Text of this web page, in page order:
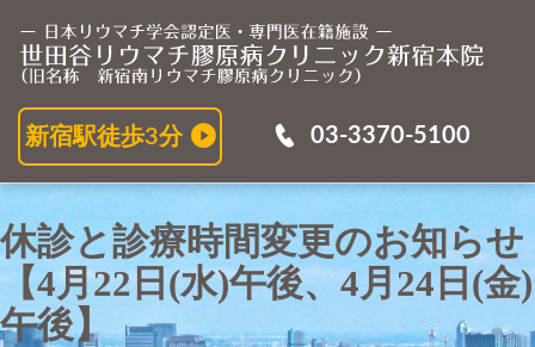
新宿駅徒歩3分 03-3370-5100
休診と診療時間変更のお知らせ
【4月22日(水)午後、4月24日(金)
午後】